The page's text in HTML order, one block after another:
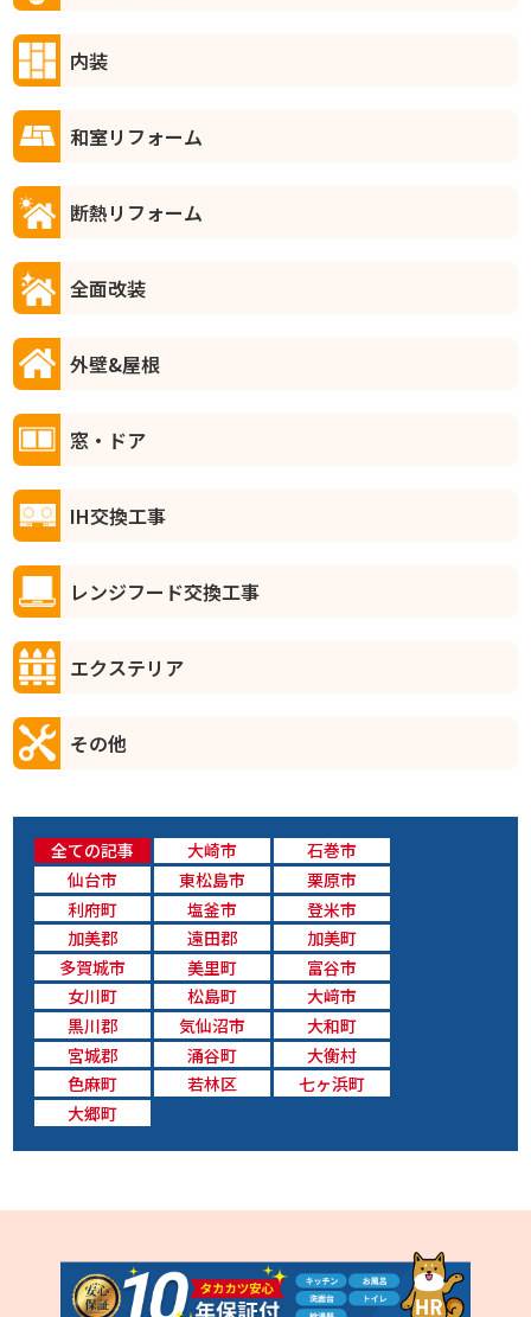
内装
和室リフォーム
断熱リフォーム
全面改装
外壁&屋根
窓・ドア
IH交換工事
レンジフード交換工事
エクステリア
その他
全ての記事 大崎市
石巻市
仙台市
東松島市
栗原市
利府町
塩釜市
登米市
加美郡
遠田郡
加美町
多賀城市
美里町
富谷市
女川町
松島町
大﨑市
黒川郡
気仙沼市
大和町
宮城郡
涌谷町
大衡村
色麻町
若林区
七ヶ浜町
大郷町